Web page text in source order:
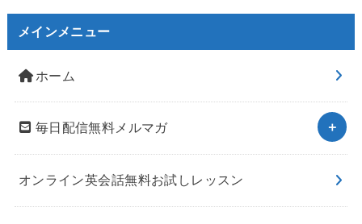
メインメニュー
ホーム
毎日配信無料メルマガ
オンライン英会話無料お試しレッスン